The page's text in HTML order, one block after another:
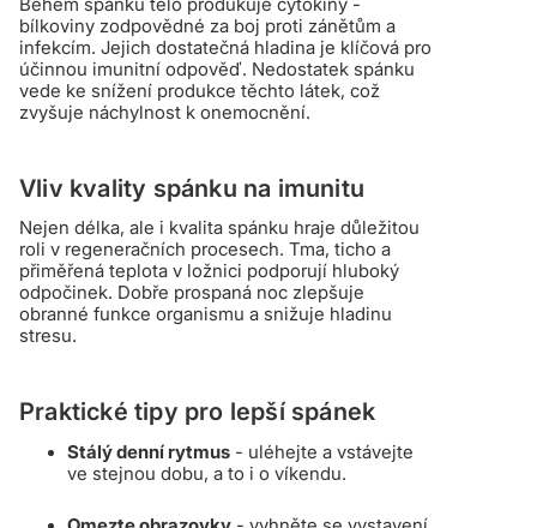
bílkoviny zodpovědné za boj proti zánětům a
infekcím. Jejich dostatečná hladina je klíčová pro
účinnou imunitní odpověď. Nedostatek spánku
vede ke snížení produkce těchto látek, což
zvyšuje náchylnost k onemocnění.
Vliv kvality spánku na imunitu
Nejen délka, ale i kvalita spánku hraje důležitou
roli v regeneračních procesech. Tma, ticho a
přiměřená teplota v ložnici podporují hluboký
odpočinek. Dobře prospaná noc zlepšuje
obranné funkce organismu a snižuje hladinu
stresu.
Praktické tipy pro lepší spánek
Stálý denní rytmus - uléhejte a vstávejte
ve stejnou dobu, a to i o víkendu.